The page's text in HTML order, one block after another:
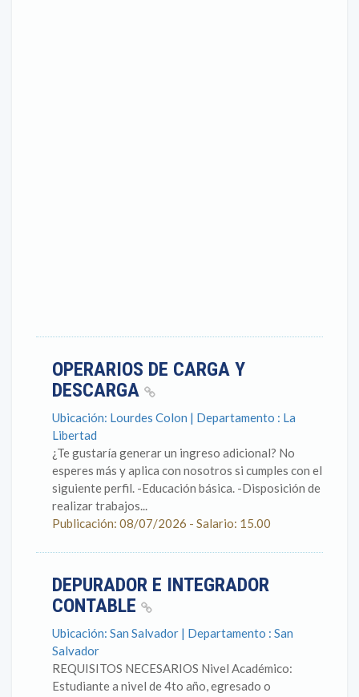
OPERARIOS DE CARGA Y
DESCARGA
Ubicación: Lourdes Colon | Departamento : La
Libertad
¿Te gustaría generar un ingreso adicional? No
esperes más y aplica con nosotros si cumples con el
siguiente perfil. -Educación básica. -Disposición de
realizar trabajos...
Publicación: 08/07/2026 - Salario: 15.00
DEPURADOR E INTEGRADOR
CONTABLE
Ubicación: San Salvador | Departamento : San
Salvador
REQUISITOS NECESARIOS Nivel Académico:
Estudiante a nivel de 4to año, egresado o